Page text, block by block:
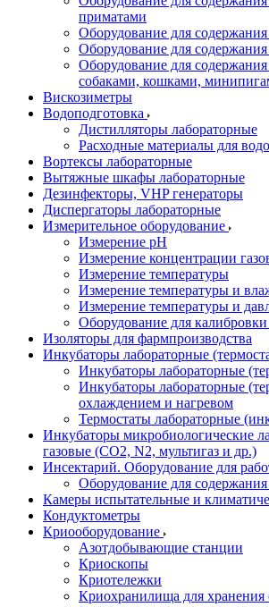
приматами
Оборудование для
Оборудование для
Оборудование для
собаками, кошками,
Вискозиметры
Водоподготовка
Дистилляторы лабораторные
Расходные материалы для
Вортексы лабораторные
Вытяжные шкафы лабораторные
Дезинфекторы, VHP генераторы
Диспергаторы лабораторные
Измерительное оборудование
Измерение pH
Измерение концентрации
Измерение температуры
Измерение температуры и
Измерение температуры и
Оборудование для
Изоляторы для фармпроизводства
Инкубаторы лабораторные
Инкубаторы лабораторные
Инкубаторы лабораторные
охлаждением и нагревом
Термостаты лабораторные
Инкубаторы микробиологические
газовые (CO2, N2, мультигаз и др.)
Инсектарий. Оборудование для
Оборудование для
Камеры испытательные и
Кондуктометры
Криооборудование
Азотдобывающие станции
Криоскопы
Криотележки
Криохранилища для хранения